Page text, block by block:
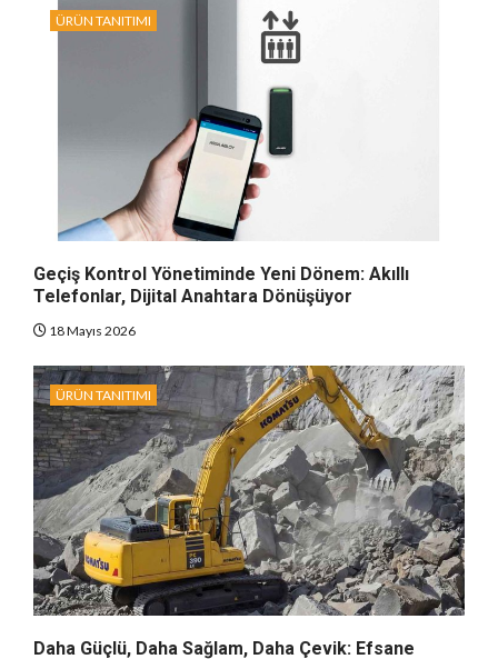
ÜRÜN TANITIMI
Geçiş Kontrol Yönetiminde Yeni Dönem: Akıllı
Telefonlar, Dijital Anahtara Dönüşüyor
18 Mayıs 2026
ÜRÜN TANITIMI
Daha Güçlü, Daha Sağlam, Daha Çevik: Efsane